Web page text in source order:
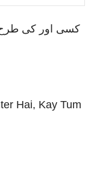
کسی اور کی طرح
Hai, Kay Tum